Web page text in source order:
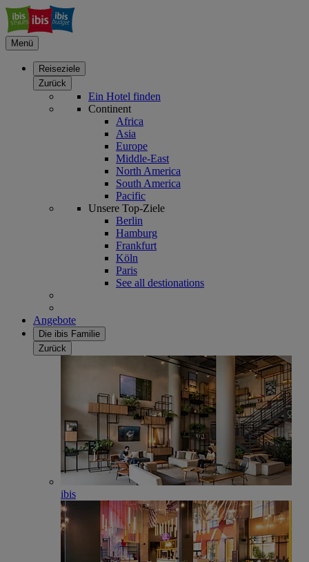
Menü
Reiseziele
Zurück
Ein Hotel finden
Continent
Africa
Asia
Europe
Middle-East
North America
South America
Pacific
Unsere Top-Ziele
Berlin
Hamburg
Frankfurt
Köln
Paris
See all destionations
Angebote
Die ibis Familie
Zurück
ibis